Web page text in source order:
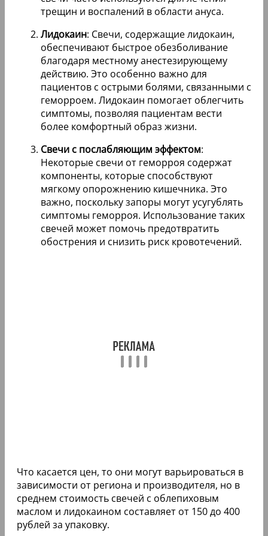
трещин и воспалений в области ануса.
Лидокаин: Свечи, содержащие лидокаин,
обеспечивают быстрое обезболивание
благодаря местному анестезирующему
действию. Это особенно важно для
пациентов с острыми болями, связанными с
геморроем. Лидокаин помогает облегчить
симптомы, позволяя пациентам вести
более комфортный образ жизни.
Свечи с послабляющим эффектом:
Некоторые свечи от геморроя содержат
компоненты, которые способствуют
мягкому опорожнению кишечника. Это
важно, поскольку запоры могут усугублять
симптомы геморроя. Использование таких
свечей может помочь предотвратить
обострения и снизить риск кровотечений.
Что касается цен, то они могут варьироваться в
зависимости от региона и производителя, но в
среднем стоимость свечей с облепиховым
маслом и лидокаином составляет от 150 до 400
рублей за упаковку.